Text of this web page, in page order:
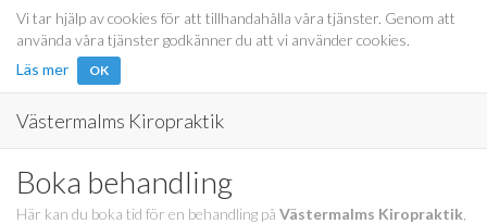
Vi tar hjälp av cookies för att tillhandahålla våra tjänster. Genom att
använda våra tjänster godkänner du att vi använder cookies.
Läs mer
OK
Västermalms Kiropraktik
Boka behandling
Här kan du boka tid för en behandling på Västermalms Kiropraktik